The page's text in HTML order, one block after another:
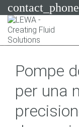
contact_phone
Sistemi
Industrie
Applicazioni
Pompe
per una